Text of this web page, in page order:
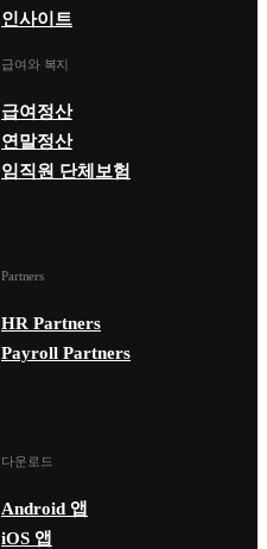
인사이트
급여와 복지
급여정산
연말정산
임직원 단체보험
Partners
HR Partners
Payroll Partners
다운로드
Android 앱
iOS 앱